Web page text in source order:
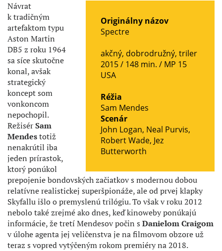
Originálny názov
Spectre
akčný, dobrodružný, triler
2015 / 148 min. / MP 15
USA
Réžia
Sam Mendes
Scenár
John Logan, Neal Purvis,
Robert Wade, Jez
Butterworth
Návrat
k tradičným
artefaktom typu
Aston Martin
DB5 z roku 1964
sa síce skutočne
konal, avšak
strategický
koncept som
vonkoncom
nepochopil.
RežisérSam
Mendestotiž
nenakrútil iba
jeden prírastok,
ktorý ponúkol
prepojenie bondovských začiatkov s modernou dobou
relatívne realistickej superšpionáže, ale od prvej klapky
Skyfallu išlo o premyslenú trilógiu. To však v roku 2012
nebolo také zrejmé ako dnes, keď kinoweby ponúkajú
informácie, že tretí Mendesov počin s Danielom Craigom
v úlohe agenta jej veličenstva je na filmovom obzore už
teraz s vopred vytýčeným rokom premiéry na 2018.